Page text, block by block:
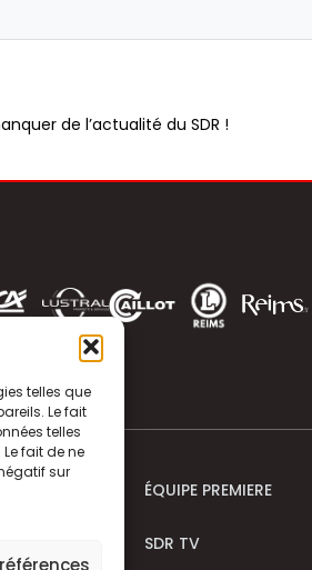
telles que
Le fait
telles
fait de ne
sur
de l’actualité du SDR !
ÉQUIPE PREMIERE
SDR TV